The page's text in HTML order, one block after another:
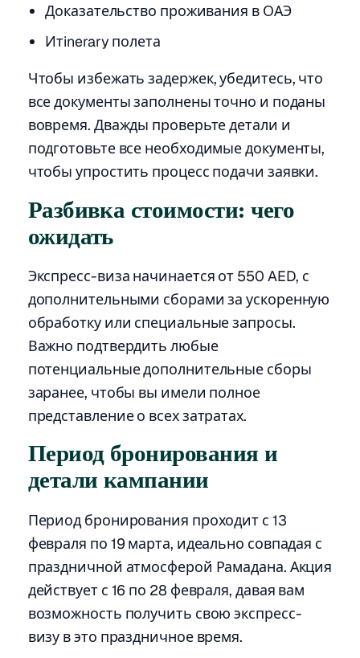
Доказательство проживания в ОАЭ
Итinerary полета
Чтобы избежать задержек, убедитесь, что
все документы заполнены точно и поданы
вовремя. Дважды проверьте детали и
подготовьте все необходимые документы,
чтобы упростить процесс подачи заявки.
Разбивка стоимости: чего
ожидать
Экспресс-виза начинается от 550 AED, с
дополнительными сборами за ускоренную
обработку или специальные запросы.
Важно подтвердить любые
потенциальные дополнительные сборы
заранее, чтобы вы имели полное
представление о всех затратах.
Период бронирования и
детали кампании
Период бронирования проходит с 13
февраля по 19 марта, идеально совпадая с
праздничной атмосферой Рамадана. Акция
действует с 16 по 28 февраля, давая вам
возможность получить свою экспресс-
визу в это праздничное время.